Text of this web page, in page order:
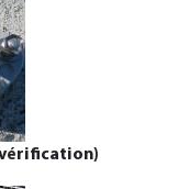
vérification)